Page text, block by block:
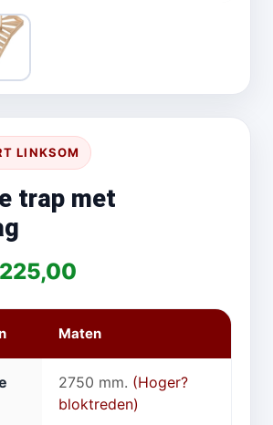
LINKSOM
trap met
Maten
2750 mm. (Hoger?
bloktreden)